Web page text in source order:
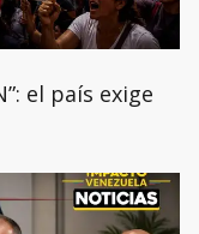
el país exige